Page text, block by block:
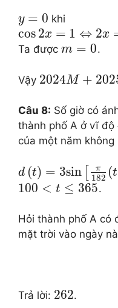
y = 0 khi
cos 2x = 1 ⇔ 2x
Ta được m = 0.
Vậy 2024M +
Câu 8: Số giờ có
thành phố A ở vĩ độ
của một năm
d (t) = 3sin π
182 (t
100 < t ≤ 365.
Hỏi thành phố A có
mặt trời vào ngày
Trả lời: 262.